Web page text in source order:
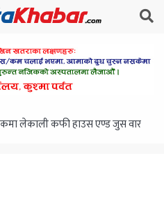
लेकाली कफी हाउस एण्ड जुस वार